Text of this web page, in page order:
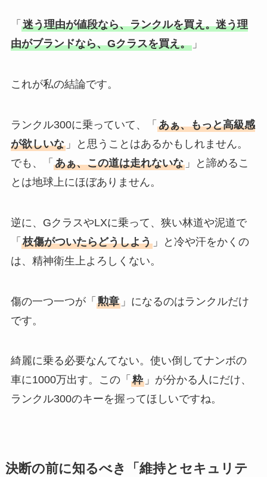
「 迷う理由が値段なら、ランクルを買え。迷う理
由がブランドなら、Gクラスを買え。」
これが私の結論です。
ランクル300に乗っていて、「 あぁ、もっと高級感
が欲しいな」と思うことはあるかもしれません。
でも、「 あぁ、この道は走れないな」と諦めるこ
とは地球上にほぼありません。
逆に、GクラスやLXに乗って、狭い林道や泥道で
「 枝傷がついたらどうしよう」と冷や汗をかくの
は、精神衛生上よろしくない。
傷の一つ一つが「 勲章」になるのはランクルだけ
です。
綺麗に乗る必要なんてない。使い倒してナンボの
車に1000万出す。この「 粋」が分かる人にだけ、
ランクル300のキーを握ってほしいですね。
決断の前に知るべき「維持とセキュリテ